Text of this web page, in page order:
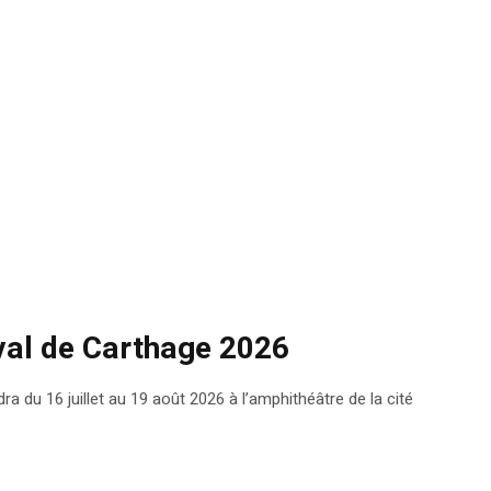
de Carthage 2026
du 16 juillet au 19 août 2026 à l’amphithéâtre de la cité